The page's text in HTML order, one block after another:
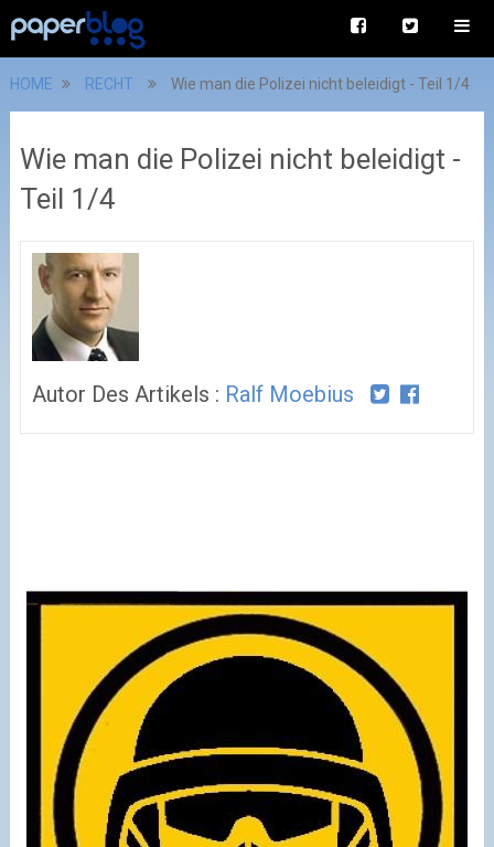
HOME RECHT Wie man die Polizei nicht beleidigt - Teil 1/4
Wie man die Polizei nicht beleidigt -
Teil 1/4
Autor Des Artikels : Ralf Moebius